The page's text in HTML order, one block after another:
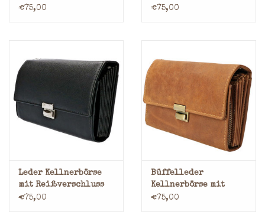
Rindleder Münzfach
€75,00
als Wiener Schachtel
€75,00
Leder Kellnerbörse
mit Reißverschluss
€75,00
Büffelleder
Kellnerbörse mit
Reißverschluss
€75,00